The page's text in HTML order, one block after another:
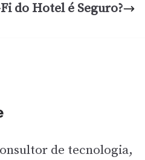
do Hotel é Seguro?
de tecnologia,